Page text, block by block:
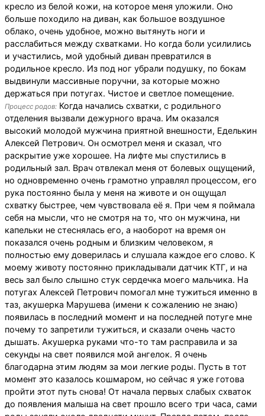
кресло из белой кожи, на которое меня уложили. Оно
больше походило на диван, как большое воздушное
облако, очень удобное, можно вытянуть ноги и
расслабиться между схватками. Но когда боли усилились
и участились, мой удобный диван превратился в
родильное кресло. Из под ног убрали подушку, по бокам
выдвинули массивные поручни, за которые можно
держаться при потугах. Чистое и светлое помещение.
Процесс родов: Когда начались схватки, с родильного
отделения вызвали дежурного врача. Им оказался
высокий молодой мужчина приятной внешности, Еделькин
Алексей Петрович. Он осмотрел меня и сказал, что
раскрытие уже хорошее. На лифте мы спустились в
родильный зал. Врач отвлекал меня от болевых ощущений,
но одновременно очень грамотно управлял процессом, его
рука постоянно была у меня на животе и он ощущал
схватку быстрее, чем чувствовала её я. При чем я поймала
себя на мысли, что не смотря на то, что он мужчина, ни
капельки не стеснялась его, а наоборот на время он
показался очень родным и близким человеком, я
полностью ему доверилась и слушала каждое его слово. К
моему животу постоянно прикладывали датчик КТГ, и на
весь зал было слышно стук сердечка моего мальчика. На
потугах Алексей Петрович помогал мне тужиться именно в
таз, акушерка Марушева (имени к сожалению не знаю)
появилась в последний момент и на последней потуге мне
почему то запретили тужиться, и сказали очень часто
дышать. Акушерка руками что-то там расправила и за
секунды на свет появился мой ангелок. Я очень
благодарна этим людям за мои легкие роды. Пусть в тот
момент это казалось кошмаром, но сейчас я уже готова
пройти этот путь снова! От начала первых слабых схваток
до появления малыша на свет прошло всего три часа, сами